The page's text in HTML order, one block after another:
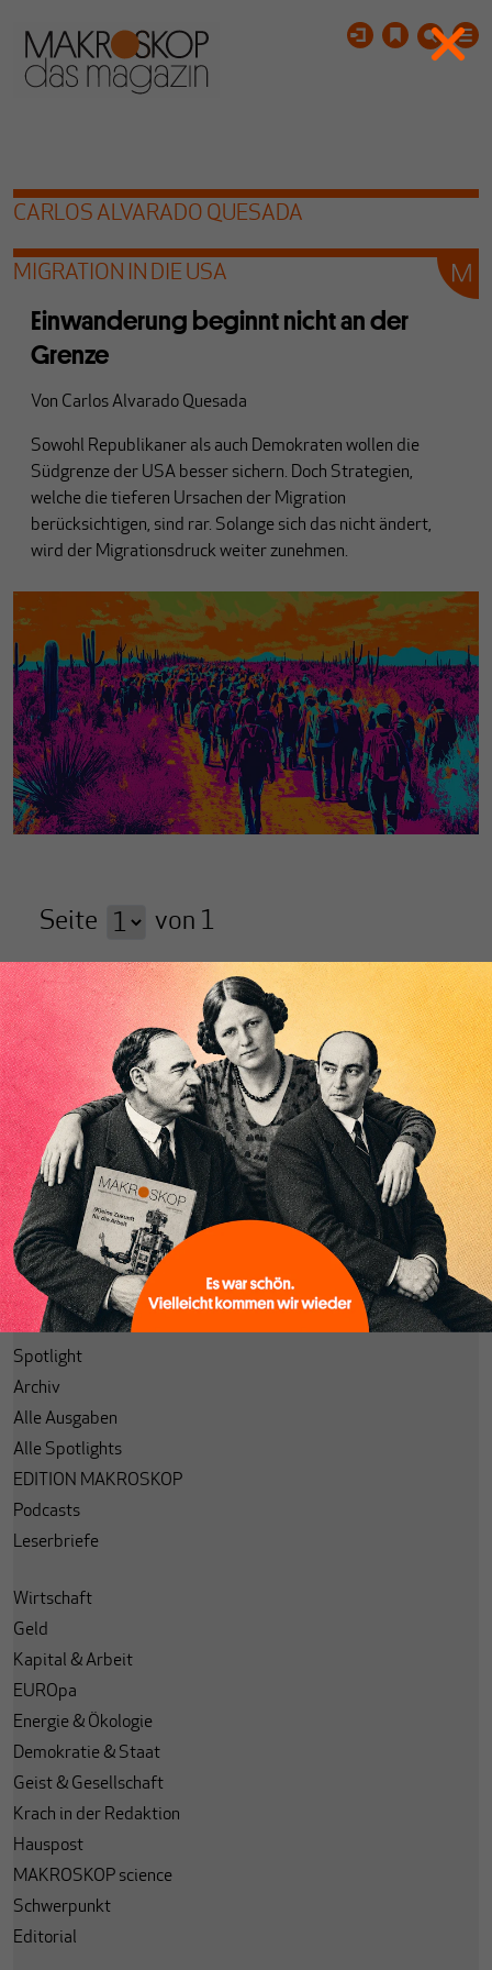
CARLOS ALVARADO QUESADA
MIGRATION IN DIE USA
Einwanderung beginnt nicht an der
Grenze
Von Carlos Alvarado Quesada
Sowohl Republikaner als auch Demokraten wollen die
Südgrenze der USA besser sichern. Doch Strategien,
welche die tieferen Ursachen der Migration
berücksichtigen, sind rar. Solange sich das nicht ändert,
wird der Migrationsdruck weiter zunehmen.
Seite von 1
Abonnieren
Anmelden
Passwort vergessen?
Code einlösen
Lesezeichen
Aktuelle Ausgabe
Themenhefte
Spotlight
Archiv
Alle Ausgaben
Alle Spotlights
EDITION MAKROSKOP
Podcasts
Leserbriefe
Wirtschaft
Geld
Kapital & Arbeit
EUROpa
Energie & Ökologie
Demokratie & Staat
Geist & Gesellschaft
Krach in der Redaktion
Hauspost
MAKROSKOP science
Schwerpunkt
Editorial